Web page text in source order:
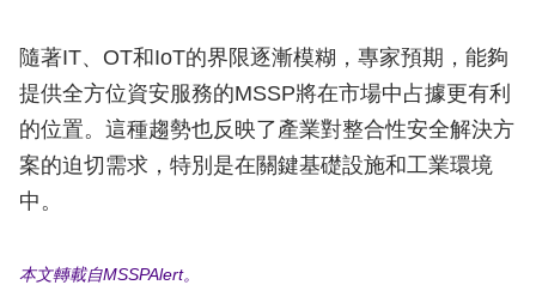
隨著IT、OT和IoT的界限逐漸模糊，專家預期，能夠
提供全方位資安服務的MSSP將在市場中占據更有利
的位置。這種趨勢也反映了產業對整合性安全解決方
案的迫切需求，特別是在關鍵基礎設施和工業環境
中。
本文轉載自MSSPAlert。